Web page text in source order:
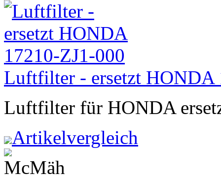
Luftfilter - ersetzt HONDA
Luftfilter für HONDA
Artikelvergleich